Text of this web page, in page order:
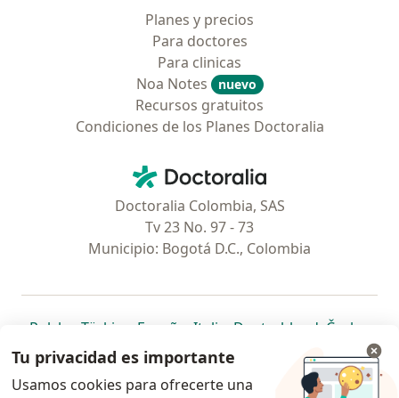
Planes y precios
Para doctores
Para clinicas
Noa Notes
nuevo
Recursos gratuitos
Condiciones de los Planes Doctoralia
Doctoralia - Página de inicio
Doctoralia Colombia, SAS
Tv 23 No. 97 - 73
Municipio: Bogotá D.C., Colombia
Polska se abre en una nueva pestaña
Türkiye se abre en una nueva pestaña
España se abre en una nueva pestaña
Italia se abre en una nueva
Deutschlandse abre en
Česko
Portugal
se abre en una nueva pestaña
México se abre en una nueva pestaña
Chile se abre en una nueva pestaña
Brasil se abre en una nueva
se abre en
se
se abre en una nueva
Tu privacidad es importante
Usamos cookies para ofrecerte una